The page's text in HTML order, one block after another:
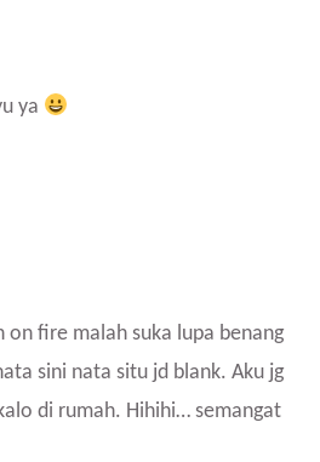
ya
on fire malah suka lupa benang
sini nata situ jd blank. Aku jg
di rumah. Hihihi… semangat